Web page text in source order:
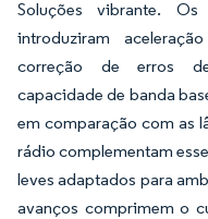
Soluções vibrante.
introduziram
correção de erros
capacidade de banda
em comparação com as
rádio complementam
leves adaptados para
avanços comprimem o